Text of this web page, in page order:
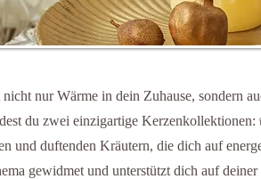
nur Wärme in dein Zuhause, sondern
du zwei einzigartige
und duftenden Kräutern, die dich auf
gewidmet und unterstützt dich auf deiner